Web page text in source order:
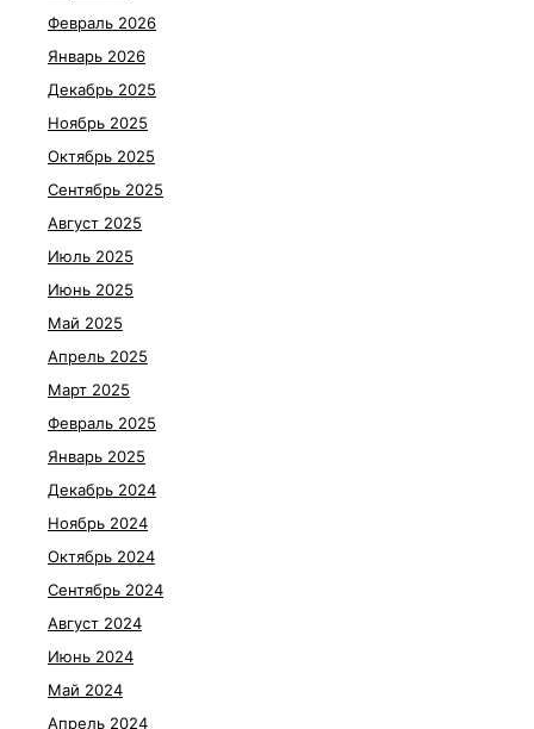
Февраль 2026
Январь 2026
Декабрь 2025
Ноябрь 2025
Октябрь 2025
Сентябрь 2025
Август 2025
Июль 2025
Июнь 2025
Май 2025
Апрель 2025
Март 2025
Февраль 2025
Январь 2025
Декабрь 2024
Ноябрь 2024
Октябрь 2024
Сентябрь 2024
Август 2024
Июнь 2024
Май 2024
Апрель 2024